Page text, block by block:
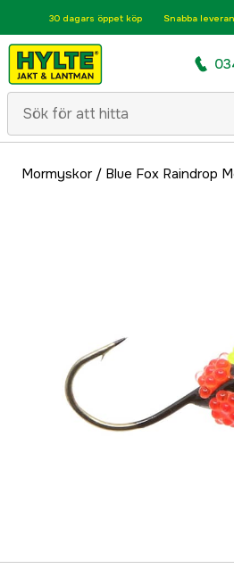
30 dagars öppet köp Snabba
Mormyskor/ Blue Fox Raindrop